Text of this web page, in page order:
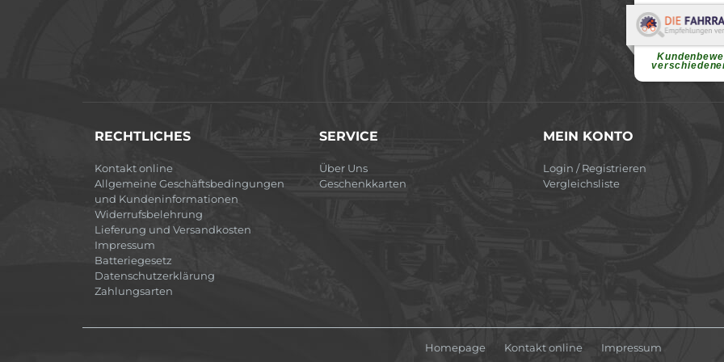
Superschnelle und
weiterlesen
RECHTLICHES
Kontakt online
Allgemeine Geschäftsbedingungen
und Kundeninformationen
Widerrufsbelehrung
Lieferung und Versandkosten
Impressum
Batteriegesetz
Datenschutzerklärung
Zahlungsarten
SERVICE
Über Uns
Geschenkkarten
MEIN KONTO
Login / Registrieren
Vergleichsliste
Homepage Kontakt online Impressum